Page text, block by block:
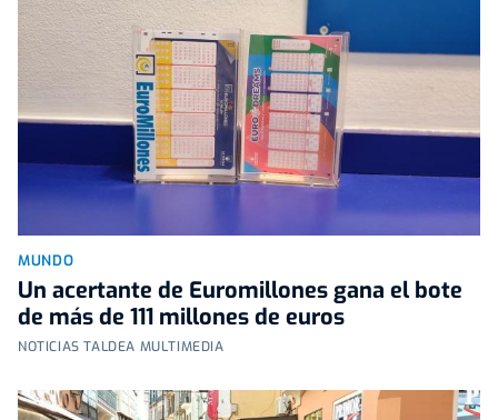
MUNDO
Un acertante de Euromillones gana el bote
de más de 111 millones de euros
NOTICIAS TALDEA MULTIMEDIA